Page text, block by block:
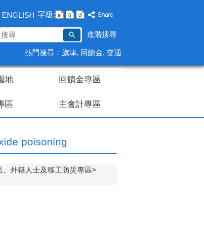
ENGLISH 字級:
搜
尋
進階搜尋
熱門搜尋： 旗津 回饋金 交通
地 回饋金專區
區 主會計專區
poisoning
、外籍人士及移工防災專區